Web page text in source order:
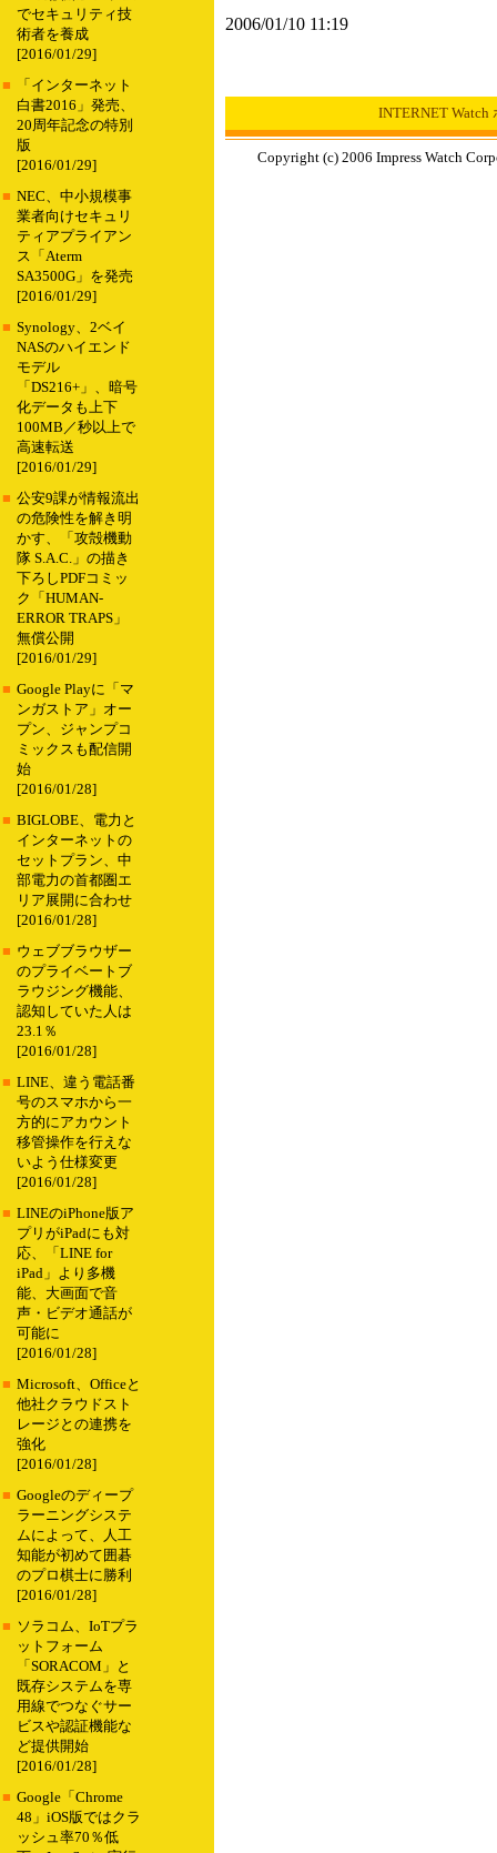
でセキュリティ技
術者を養成
[2016/01/29]
■
「インターネット
白書2016」発売、
20周年記念の特別
版
[2016/01/29]
■ NEC、中小規模事
業者向けセキュリ
ティアプライアン
ス「Aterm
SA3500G」を発売
[2016/01/29]
■ Synology、2ベイ
NASのハイエンド
モデル
「DS216+」、暗号
化データも上下
100MB／秒以上で
高速転送
[2016/01/29]
■ 公安9課が情報流出
の危険性を解き明
かす、「攻殻機動
隊 S.A.C.」の描き
下ろしPDFコミッ
ク「HUMAN-
ERROR TRAPS」
無償公開
[2016/01/29]
■ Google Playに「マ
ンガストア」オー
プン、ジャンプコ
ミックスも配信開
始
[2016/01/28]
■ BIGLOBE、電力と
インターネットの
セットプラン、中
部電力の首都圏エ
リア展開に合わせ
[2016/01/28]
■ ウェブブラウザー
のプライベートブ
ラウジング機能、
認知していた人は
23.1％
[2016/01/28]
■ LINE、違う電話番
号のスマホから一
方的にアカウント
移管操作を行えな
いよう仕様変更
[2016/01/28]
■ LINEのiPhone版ア
プリがiPadにも対
応、「LINE for
iPad」より多機
能、大画面で音
声・ビデオ通話が
可能に
[2016/01/28]
■ Microsoft、Officeと
他社クラウドスト
レージとの連携を
強化
[2016/01/28]
■ Googleのディープ
ラーニングシステ
ムによって、人工
知能が初めて囲碁
のプロ棋士に勝利
[2016/01/28]
■ ソラコム、IoTプラ
ットフォーム
「SORACOM」と
既存システムを専
用線でつなぐサー
ビスや認証機能な
ど提供開始
[2016/01/28]
■ Google「Chrome
48」iOS版ではクラ
ッシュ率70％低
2006/01/10 11:19
INTERNET Watch
Copyright (c) 2006 Impress Watch